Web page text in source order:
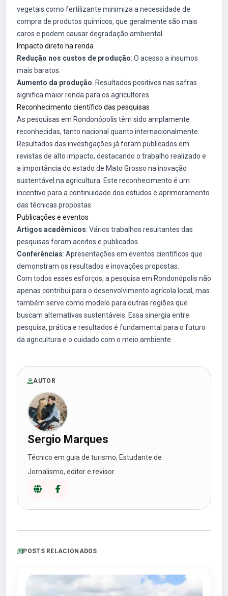
vegetais como fertilizante minimiza a necessidade de
compra de produtos químicos, que geralmente são mais
caros e podem causar degradação ambiental.
Impacto direto na renda
Redução nos custos de produção: O acesso a insumos
mais baratos.
Aumento da produção: Resultados positivos nas safras
significa maior renda para os agricultores.
Reconhecimento científico das pesquisas
As pesquisas em Rondonópolis têm sido amplamente
reconhecidas, tanto nacional quanto internacionalmente.
Resultados das investigações já foram publicados em
revistas de alto impacto, destacando o trabalho realizado e
a importância do estado de Mato Grosso na inovação
sustentável na agricultura. Este reconhecimento é um
incentivo para a continuidade dos estudos e aprimoramento
das técnicas propostas.
Publicações e eventos
Artigos acadêmicos: Vários trabalhos resultantes das
pesquisas foram aceitos e publicados.
Conferências: Apresentações em eventos científicos que
demonstram os resultados e inovações propostas.
Com todos esses esforços, a pesquisa em Rondonópolis não
apenas contribui para o desenvolvimento agrícola local, mas
também serve como modelo para outras regiões que
buscam alternativas sustentáveis. Essa sinergia entre
pesquisa, prática e resultados é fundamental para o futuro
da agricultura e o cuidado com o meio ambiente.
AUTOR
Sergio Marques
Técnico em guia de turismo; Estudante de
Jornalismo, editor e revisor.
POSTS RELACIONADOS